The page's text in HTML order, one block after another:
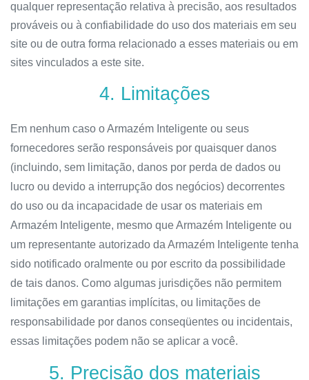
qualquer representação relativa à precisão, aos resultados
prováveis ​​ou à confiabilidade do uso dos materiais em seu
site ou de outra forma relacionado a esses materiais ou em
sites vinculados a este site.
4. Limitações
Em nenhum caso o Armazém Inteligente ou seus
fornecedores serão responsáveis ​​por quaisquer danos
(incluindo, sem limitação, danos por perda de dados ou
lucro ou devido a interrupção dos negócios) decorrentes
do uso ou da incapacidade de usar os materiais em
Armazém Inteligente, mesmo que Armazém Inteligente ou
um representante autorizado da Armazém Inteligente tenha
sido notificado oralmente ou por escrito da possibilidade
de tais danos. Como algumas jurisdições não permitem
limitações em garantias implícitas, ou limitações de
responsabilidade por danos conseqüentes ou incidentais,
essas limitações podem não se aplicar a você.
5. Precisão dos materiais